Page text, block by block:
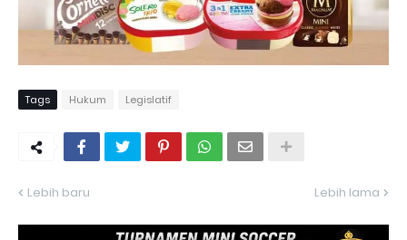
Tags Hukum Legislatif
Lebih baru Lebih lama